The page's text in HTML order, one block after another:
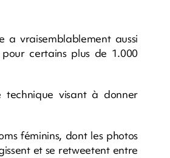
a vraisemblablement aussi
certains plus de 1.000
technique visant à donner
féminins, dont les photos
et se retweetent entre